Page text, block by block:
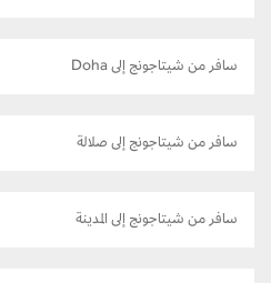
سافر من شيتاجونج إلى Doha
سافر من شيتاجونج إلى صلالة
سافر من شيتاجونج إلى المدينة